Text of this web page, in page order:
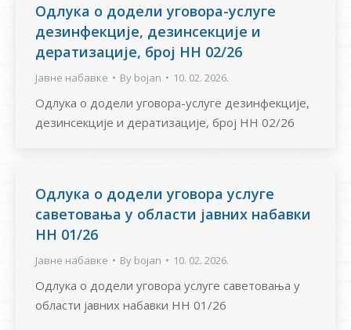
Одлука о додели уговора-услуге
дезинфекције, дезинсекције и
дератизације, број НН 02/26
Јавне набавке By bojan 10. 02. 2026.
Одлука о додели уговора-услуге дезинфекције,
дезинсекције и дератизације, број НН 02/26
Одлука о додели уговора услуге
саветовања у области јавних набавки
НН 01/26
Јавне набавке By bojan 10. 02. 2026.
Одлука о додели уговора услуге саветовања у
области јавних набавки НН 01/26